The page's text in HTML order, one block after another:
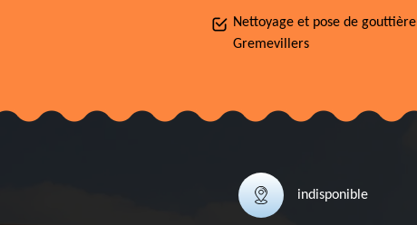
Nettoyage et pose de gouttière
Gremevillers
indisponible